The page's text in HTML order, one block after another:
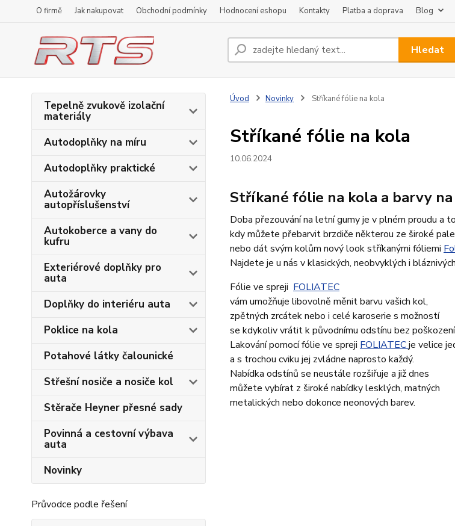
O firmě Jak nakupovat Obchodní podmínky Hodnocení eshopu Kontakty Platba a doprava Blog
Hledat
Tepelně zvukově izolační
materiály
Autodoplňky na míru
Autodoplňky praktické
Autožárovky
autopříslušenství
Autokoberce a vany do
kufru
Exteriérové doplňky pro
auta
Doplňky do interiéru auta
Poklice na kola
Potahové látky čalounické
Střešní nosiče a nosiče kol
Stěrače Heyner přesné sady
Povinná a cestovní výbava
auta
Novinky
Průvodce podle řešení
Úvod Novinky Stříkané fólie na kola
Stříkané fólie na kola
10.06.2024
Stříkané fólie na kola a barvy
Doba přezouvání na letní gumy je v plném proudu a
kdy můžete přebarvit brzdiče některou ze široké
nebo dát svým kolům nový look stříkanými fóliemi
Najdete je u nás v klasických, neobvyklých i
Fólie ve spreji FOLIATEC
vám umožňuje libovolně měnit barvu vašich kol,
zpětných zrcátek nebo i celé karoserie s možností
se kdykoliv vrátit k původnímu odstínu bez
Lakování pomocí fólie ve spreji FOLIATECje velice
a s trochou cviku jej zvládne naprosto každý.
Nabídka odstínů se neustále rozšiřuje a již dnes
můžete vybírat z široké nabídky lesklých, matných
metalických nebo dokonce neonových barev.